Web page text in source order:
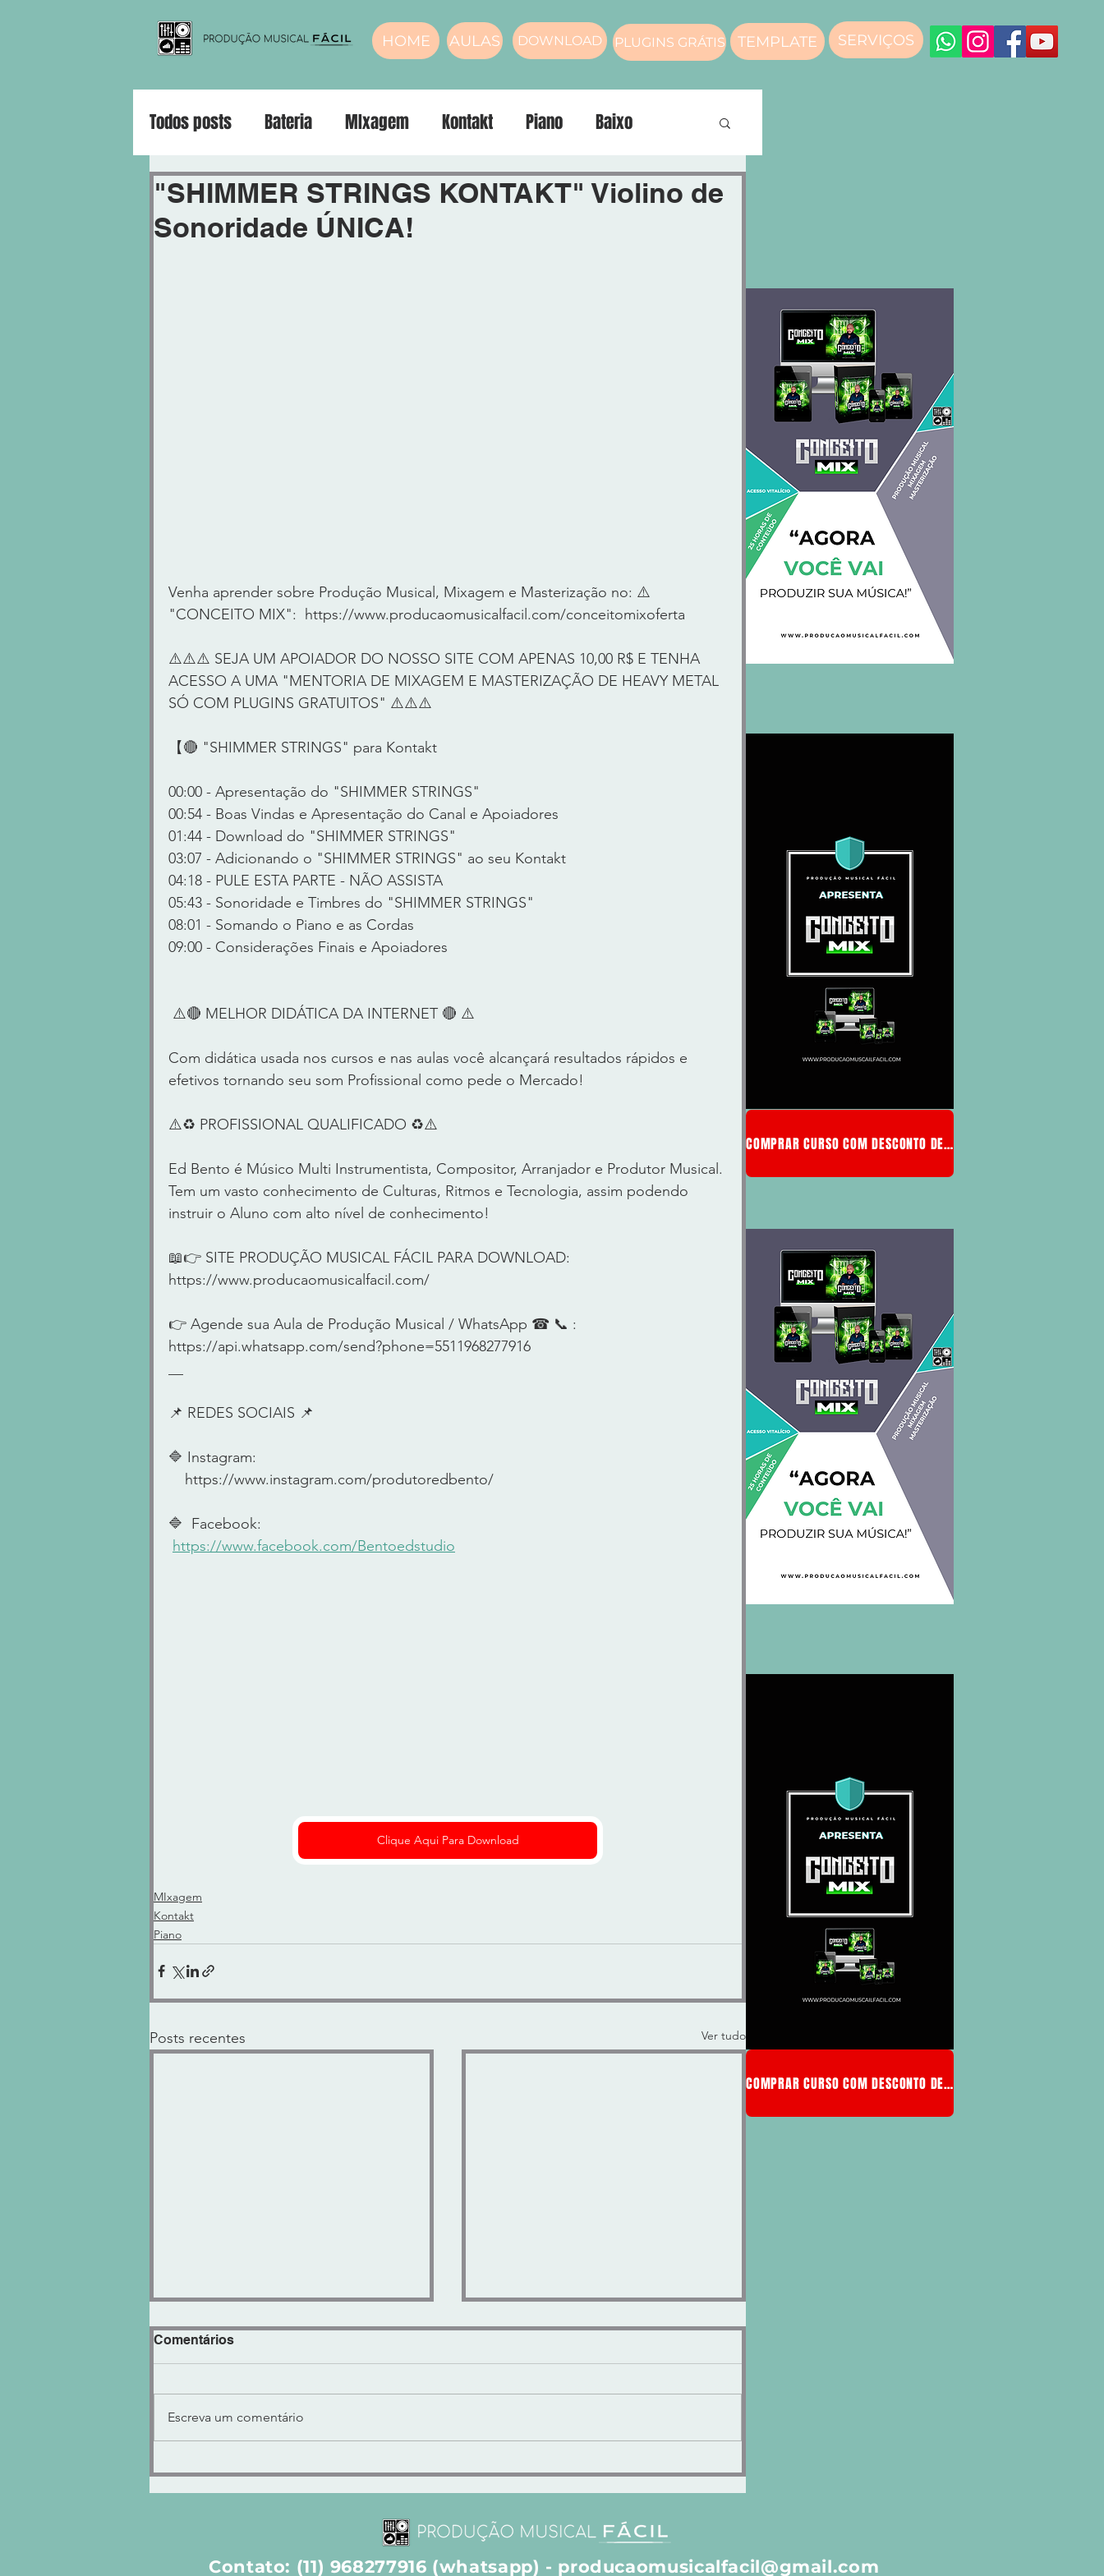
HOME AULAS DOWNLOAD PLUGINS GRÁTIS TEMPLATE SERVIÇOS
Todos posts Bateria MIxagem Kontakt Piano Baixo
Violão Guitarra Pianos compressor Masterização Voz
"SHIMMER STRINGS KONTAKT" Violino de
Sonoridade ÚNICA!
Venha aprender sobre Produção Musical, Mixagem e Masterização no: ⚠️
"CONCEITO MIX":  https://www.producaomusicalfacil.com/conceitomixoferta
⚠️⚠️⚠️ SEJA UM APOIADOR DO NOSSO SITE COM APENAS 10,00 R$ E TENHA
ACESSO A UMA "MENTORIA DE MIXAGEM E MASTERIZAÇÃO DE HEAVY METAL
SÓ COM PLUGINS GRATUITOS" ⚠️⚠️⚠️
【🔴 "SHIMMER STRINGS" para Kontakt
00:00 - Apresentação do "SHIMMER STRINGS"
00:54 - Boas Vindas e Apresentação do Canal e Apoiadores
01:44 - Download do "SHIMMER STRINGS"
03:07 - Adicionando o "SHIMMER STRINGS" ao seu Kontakt
04:18 - PULE ESTA PARTE - NÃO ASSISTA
05:43 - Sonoridade e Timbres do "SHIMMER STRINGS"
08:01 - Somando o Piano e as Cordas
09:00 - Considerações Finais e Apoiadores
⚠️🔴 MELHOR DIDÁTICA DA INTERNET 🔴 ⚠️
Com didática usada nos cursos e nas aulas você alcançará resultados rápidos e
efetivos tornando seu som Profissional como pede o Mercado!
⚠️♻️ PROFISSIONAL QUALIFICADO ♻️⚠️
Ed Bento é Músico Multi Instrumentista, Compositor, Arranjador e Produtor Musical.
Tem um vasto conhecimento de Culturas, Ritmos e Tecnologia, assim podendo
instruir o Aluno com alto nível de conhecimento!
📖👉 SITE PRODUÇÃO MUSICAL FÁCIL PARA DOWNLOAD:
https://www.producaomusicalfacil.com/
👉 Agende sua Aula de Produção Musical / WhatsApp ☎ 📞 :
https://api.whatsapp.com/send?phone=5511968277916
📌 REDES SOCIAIS 📌
🔷 Instagram:
    https://www.instagram.com/produtoredbento/
🔷  Facebook:
https://www.facebook.com/Bentoedstudio
Clique Aqui Para Download
MIxagem
Kontakt
Piano
Posts recentes Ver tudo
"KNOCK CLIPPER" Controle de
VOLUME ENCORPADO ou
"LUX SUB-BASS" - SUB-GRAVES
MODELADOS e CALOR
Comentários
Escreva um comentário
COMPRAR CURSO COM DESCONTO DE MEMBRO
COMPRAR CURSO COM DESCONTO DE MEMBRO
Contato: (11) 968277916 (whatsapp) - producaomusicalfacil@gmail.com